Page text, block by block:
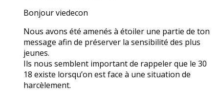
Bonjour viedecon
Nous avons été amenés à étoiler une partie de ton
message afin de préserver la sensibilité des plus
jeunes.
Ils nous semblent important de rappeler que le 30
18 existe lorsqu’on est face à une situation de
harcèlement.